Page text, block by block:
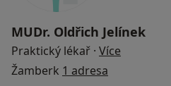
MUDr. Oldřich Jelínek
Praktický lékař · Více
Žamberk 1 adresa